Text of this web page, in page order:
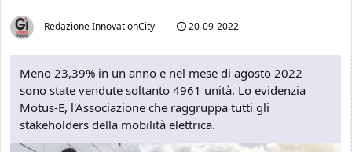
Redazione InnovationCity 20-09-2022
Meno 23,39% in un anno e nel mese di agosto 2022
sono state vendute soltanto 4961 unità. Lo evidenzia
Motus-E, l'Associazione che raggruppa tutti gli
stakeholders della mobilità elettrica.